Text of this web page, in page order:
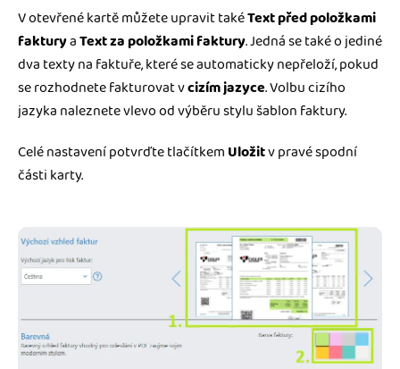
V otevřené kartě můžete upravit takéText před položkami
fakturyaText za položkami faktury. Jedná se také o jediné
dva texty na faktuře, které se automaticky nepřeloží, pokud
se rozhodnete fakturovat vcizím jazyce. Volbu cizího
jazyka naleznete vlevo od výběru stylu šablon faktury.
Celé nastavení potvrďte tlačítkem Uložitv pravé spodní
části karty.